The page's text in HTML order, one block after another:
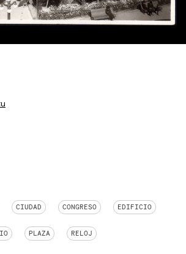
CIUDAD CONGRESO EDIFICIO
PLAZA RELOJ